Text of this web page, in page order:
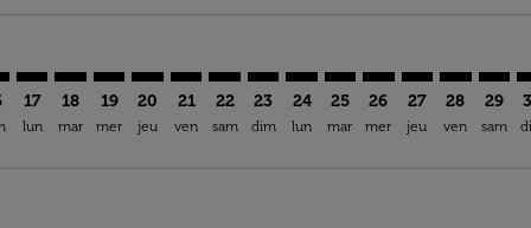
17
lun
18
mar
19
mer
20
jeu
21
ven
22
sam
23
dim
24
lun
25
mar
26
mer
27
jeu
28
ven
29
sam